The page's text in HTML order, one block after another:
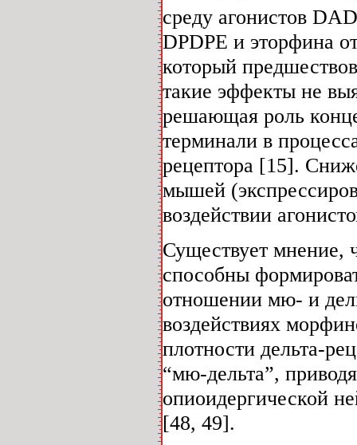
среду агонистов
DPDPE и эторфина
который
такие эффекты не
решающая роль
терминали в
рецептора [15].
мышей
воздействии
Существует мнение,
способны
отношении мю- и
воздействиях
плотности дельта-
“мю-дельта”,
опиоидергической
[48, 49].